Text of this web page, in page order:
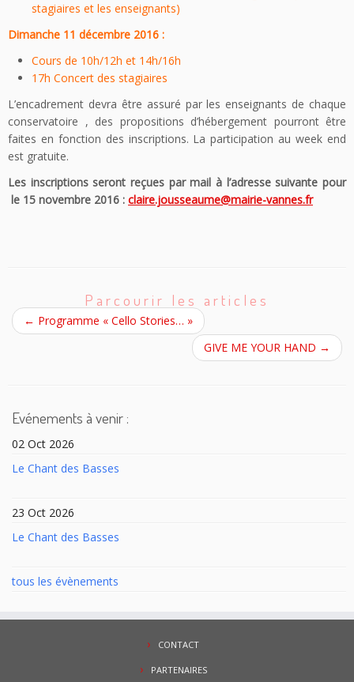
stagiaires et les enseignants)
Dimanche 11 décembre 2016 :
Cours de 10h/12h et 14h/16h
17h Concert des stagiaires
L’encadrement devra être assuré par les enseignants de chaque
conservatoire , des propositions d’hébergement pourront être
faites en fonction des inscriptions. La participation au week end
est gratuite.
Les inscriptions seront reçues par mail à l’adresse suivante pour
le 15 novembre 2016 : claire.jousseaume@mairie-vannes.fr
Parcourir les articles
← Programme « Cello Stories… »
GIVE ME YOUR HAND →
Evénements à venir :
02 Oct 2026
Le Chant des Basses
23 Oct 2026
Le Chant des Basses
tous les évènements
CONTACT
PARTENAIRES